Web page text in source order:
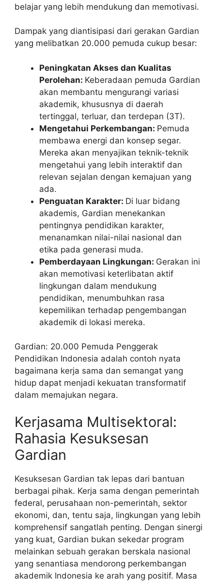
belajar yang lebih mendukung dan memotivasi.
Dampak yang diantisipasi dari gerakan Gardian
yang melibatkan 20.000 pemuda cukup besar:
Peningkatan Akses dan Kualitas
Perolehan: Keberadaan pemuda Gardian
akan membantu mengurangi variasi
akademik, khususnya di daerah
tertinggal, terluar, dan terdepan (3T).
Mengetahui Perkembangan: Pemuda
membawa energi dan konsep segar.
Mereka akan menyajikan teknik-teknik
mengetahui yang lebih interaktif dan
relevan sejalan dengan kemajuan yang
ada.
Penguatan Karakter: Di luar bidang
akademis, Gardian menekankan
pentingnya pendidikan karakter,
menanamkan nilai-nilai nasional dan
etika pada generasi muda.
Pemberdayaan Lingkungan: Gerakan ini
akan memotivasi keterlibatan aktif
lingkungan dalam mendukung
pendidikan, menumbuhkan rasa
kepemilikan terhadap pengembangan
akademik di lokasi mereka.
Gardian: 20.000 Pemuda Penggerak
Pendidikan Indonesia adalah contoh nyata
bagaimana kerja sama dan semangat yang
hidup dapat menjadi kekuatan transformatif
dalam memajukan negara.
Kerjasama Multisektoral:
Rahasia Kesuksesan
Gardian
Kesuksesan Gardian tak lepas dari bantuan
berbagai pihak. Kerja sama dengan pemerintah
federal, perusahaan non-pemerintah, sektor
ekonomi, dan, tentu saja, lingkungan yang lebih
komprehensif sangatlah penting. Dengan sinergi
yang kuat, Gardian bukan sekedar program
melainkan sebuah gerakan berskala nasional
yang senantiasa mendorong perkembangan
akademik Indonesia ke arah yang positif. Masa